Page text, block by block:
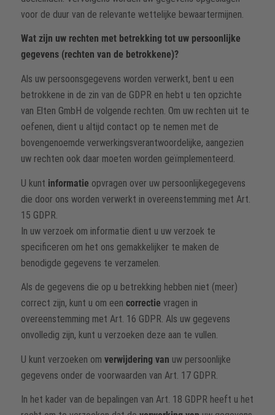
voor de duur van de relevante wettelijke bewaartermijnen.
Wat zijn uw rechten met betrekking tot uw persoonlijke
gegevens (rechten van de betrokkene)?
Als uw persoonsgegevens worden verwerkt, bent u een
betrokkene in de zin van de GDPR en hebt u ten opzichte
van Elten GmbH de volgende rechten. Om uw rechten uit te
oefenen, dient u altijd contact op te nemen met de
bovengenoemde verwerkingsverantwoordelijke, aangezien
uw rechten ook daar moeten worden geïmplementeerd.
U kunt informatie opvragen over uw persoonlijkegegevens
die door ons worden verwerkt in overeenstemming met Art.
15 GDPR.
In uw verzoek om informatie dient u uw verzoek te
specificeren om het ons gemakkelijker te maken de
benodigde gegevens te verzamelen.
Als de gegevens die op u betrekking hebben niet (meer)
correct zijn, kunt u om een correctie vragen in
overeenstemming met Art. 16 GDPR. Als uw gegevens
onvolledig zijn, kunt u verzoeken deze aan te vullen.
U kunt verzoeken om verwijdering van uw persoonlijke
gegevens onder de voorwaarden van Art. 17 GDPR.
In het kader van de bepalingen van Art. 18 GDPR heeft u het